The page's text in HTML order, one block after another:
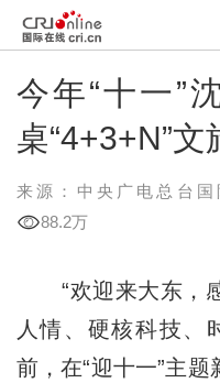
今年“十一”
桌“4+3+N”文
来源：中央广电总台国
88.2万
“欢迎来大东，感
人情、硬核科技、
前，在“迎十一”主